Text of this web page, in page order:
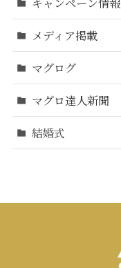
メディア掲載
マグログ
マグロ達人新聞
結婚式